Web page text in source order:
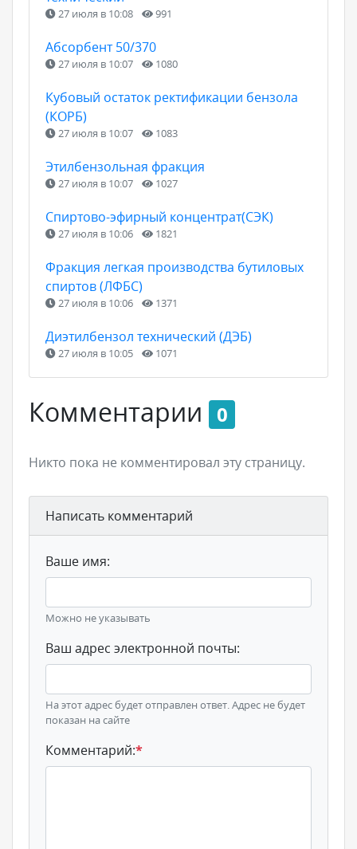
27 июля в 10:08 991
Абсорбент 50/370
27 июля в 10:07 1080
Кубовый остаток ректификации бензола
(КОРБ)
27 июля в 10:07 1083
Этилбензольная фракция
27 июля в 10:07 1027
Спиртово-эфирный концентрат(СЭК)
27 июля в 10:06 1821
Фракция легкая производства бутиловых
спиртов (ЛФБС)
27 июля в 10:06 1371
Диэтилбензол технический (ДЭБ)
27 июля в 10:05 1071
Комментарии 0
Никто пока не комментировал эту страницу.
Написать комментарий
Ваше имя:
Можно не указывать
Ваш адрес электронной почты:
На этот адрес будет отправлен ответ. Адрес не будет
показан на сайте
Комментарий:*